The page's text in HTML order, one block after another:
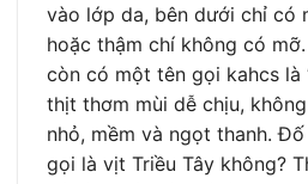
vào lớp da, bên dưới chỉ có
hoặc thậm chí không có
còn có một tên gọi kahcs là
thịt thơm mùi dễ chịu,
nhỏ, mềm và ngọt thanh.
gọi là vịt Triều Tây không?